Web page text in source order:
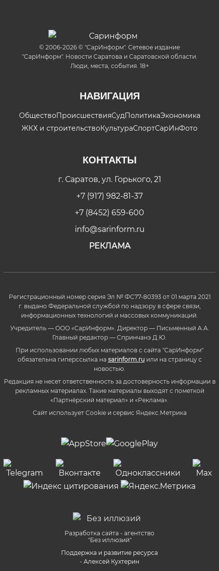
© 2006-2026 © "СарИнформ". Сетевое издание
"СарИнформ". Новости Саратова и Саратовской области.
Люди, места, события. 18+
НАВИГАЦИЯ
ОбществоПроисшествияСудПолитикаЭкономика
ЖКХ и строительствоКультураСпортСарИнФото
КОНТАКТЫ
г. Саратов, ул. Горького, 21
+7 (917) 982-81-37
+7 (8452) 659-600
info@sarinform.ru
РЕКЛАМА
Регистрационный номер серия Эл № ФС77-80393 от 01 марта 2021
г. выдано Федеральной службой по надзору в сфере связи,
информационных технологий и массовых коммуникаций.
Учредитель — ООО «СарИнформ». Директор — Письменный А.А.
Главный редактор — Спринчанэ Д.Ю.
При использовании любых материалов с сайта "СарИнформ"
обязательна гиперссылка на sarinform.ruили на страницу с
новостью.
Редакция не несет ответственность за достоверность информации в
рекламных материалах. Такие материалы выходят с пометкой
«Партнёрский материал» и «Реклама».
Сайт использует Cookie и сервиc Яндекс.Метрика
Разработка сайта - агентство
"Без иллюзий"
Поддержка и развитие ресурса
- Алексей Кухтерин